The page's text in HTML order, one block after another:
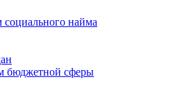
найма
бюджетной сферы